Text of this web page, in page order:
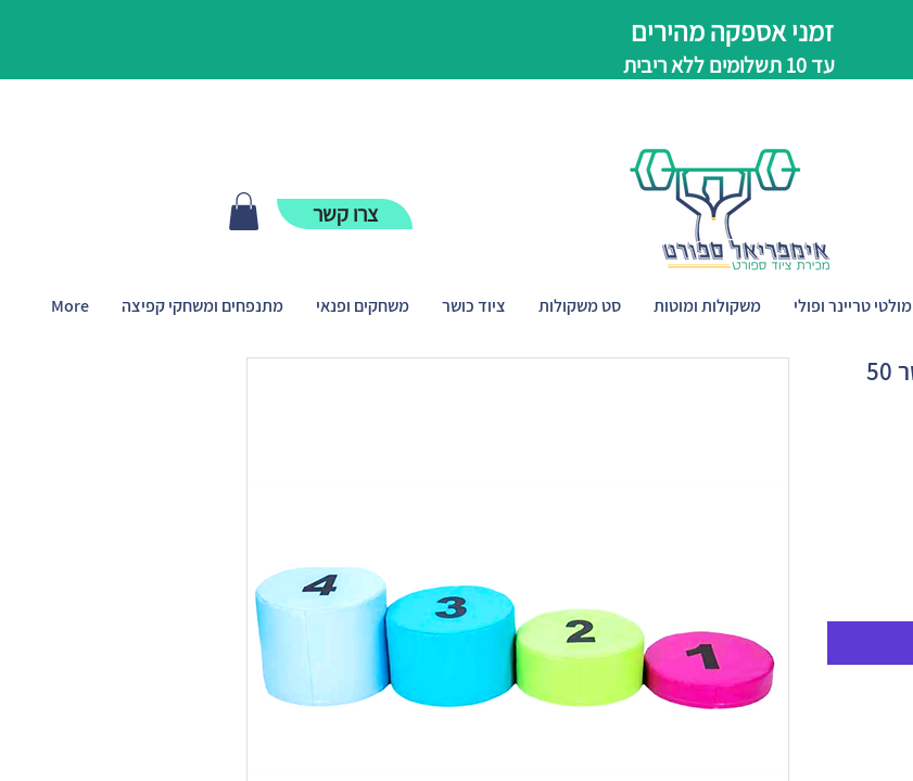
זמני אספקה מהירים
עד 10 תשלומים ללא ריבית
צרו קשר
מולטי טריינר ופולי משקולות ומוטות סט משקולות ציוד כושר משחקים ופנאי מתנפחים ומשחקי קפיצה More
מעלה מספרים (10-40 ס"מ) קוטר 50